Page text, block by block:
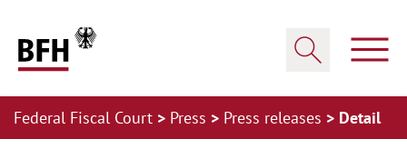
Federal Fiscal Court Press Press releases Detail